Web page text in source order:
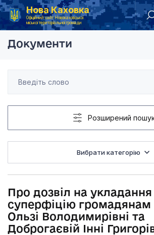
Нова Каховка
Офіційний сайт Новокаховської
міської територіальної громади
Головна Рішення Новокаховської міської ради 2017 рік
Документи
Розширений
Вибрати категорію
Про дозвіл на
суперфіцію громадянам
Ользі Володимирівні та
Доброгаєвій Інні